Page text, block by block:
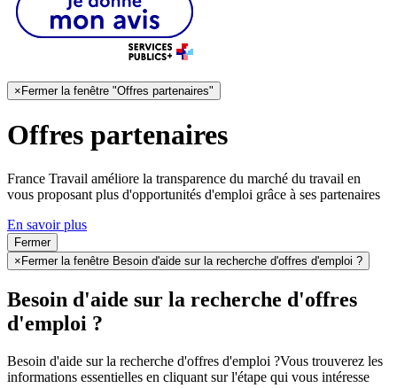
× Fermer la fenêtre "Offres partenaires"
Offres partenaires
France Travail améliore la transparence du marché du travail en
vous proposant plus d'opportunités d'emploi grâce à ses partenaires
En savoir plus
Fermer
×Fermer la fenêtre Besoin d'aide sur la recherche d'offres d'emploi ?
Besoin d'aide sur la recherche d'offres
d'emploi ?
Besoin d'aide sur la recherche d'offres d'emploi ?Vous trouverez les
informations essentielles en cliquant sur l'étape qui vous intéresse